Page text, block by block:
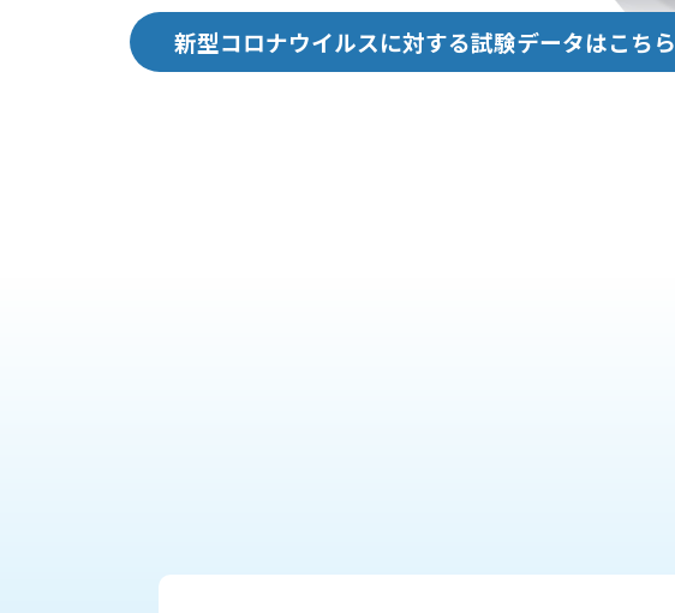
新型コロナウイルスに対する試験データはこちら
三菱ハンドドライヤー
ジェットタオルはこちらから